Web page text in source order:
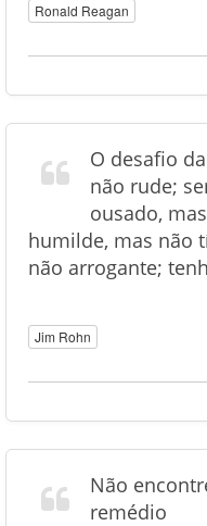
Ronald Reagan
O desafio
não rude;
ousado,
humilde, mas não
não arrogante;
Jim Rohn
Não
remédio